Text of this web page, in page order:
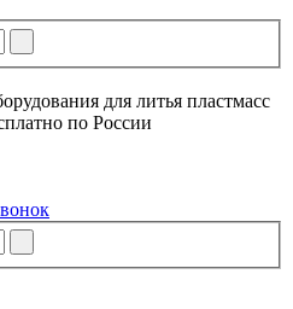
для литья пластмасс
по России